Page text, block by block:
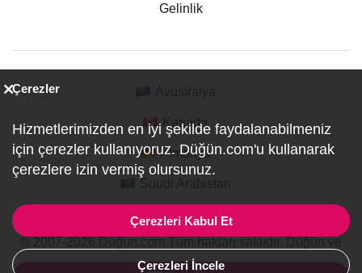
Gelinlik
Kanada
Almanya
Özel Etkinlik Online Planlama Sitesi.
Çerezler
Hizmetlerimizden en iyi şekilde faydalanabilmeniz
için çerezler kullanıyoruz. Düğün.com'u kullanarak
çerezlere izin vermiş olursunuz.
Çerezleri Kabul Et
Çerezleri İncele